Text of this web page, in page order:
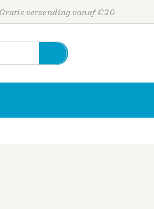
Gratis verzending vanaf €20
Personen